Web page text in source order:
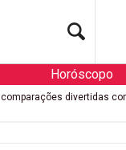
Horóscopo
divertidas